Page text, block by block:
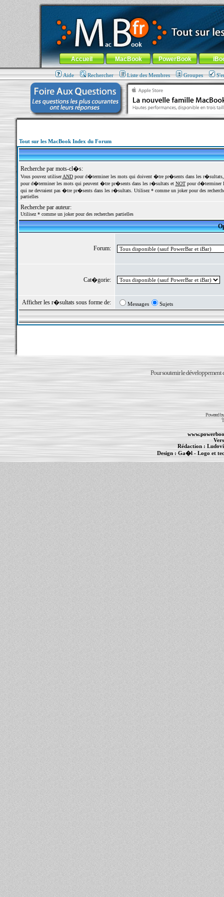
MacBook-fr.com : 100% Apple... 100% nomade !
Aller au contenu-Aller au menu général-Aller au menu de
Menu général
Accueil MacBook PowerBook
Aide Rechercher Liste des Membres Groupes
Tout sur les MacBook Index du Forum
Recherche par mots-cl�s:
Vous pouvez utiliserANDpour d�terminer les mots qui doivent �tre pr�sents dans les
pour d�terminer les mots qui peuvent �tre pr�sents dans les r�sultats et NOTpour d�terminer
qui ne devraient pas �tre pr�sents dans les r�sultats. Utilisez * comme un joker pour des
partielles
Recherche par auteur:
Utilisez * comme un joker pour des recherches partielles
Forum:
Cat�gorie:
Afficher les r�sultats sous forme de: Messages Sujets
Pour soutenir le développement
Powered
Rédaction :
Design : Ga�l- Logo et